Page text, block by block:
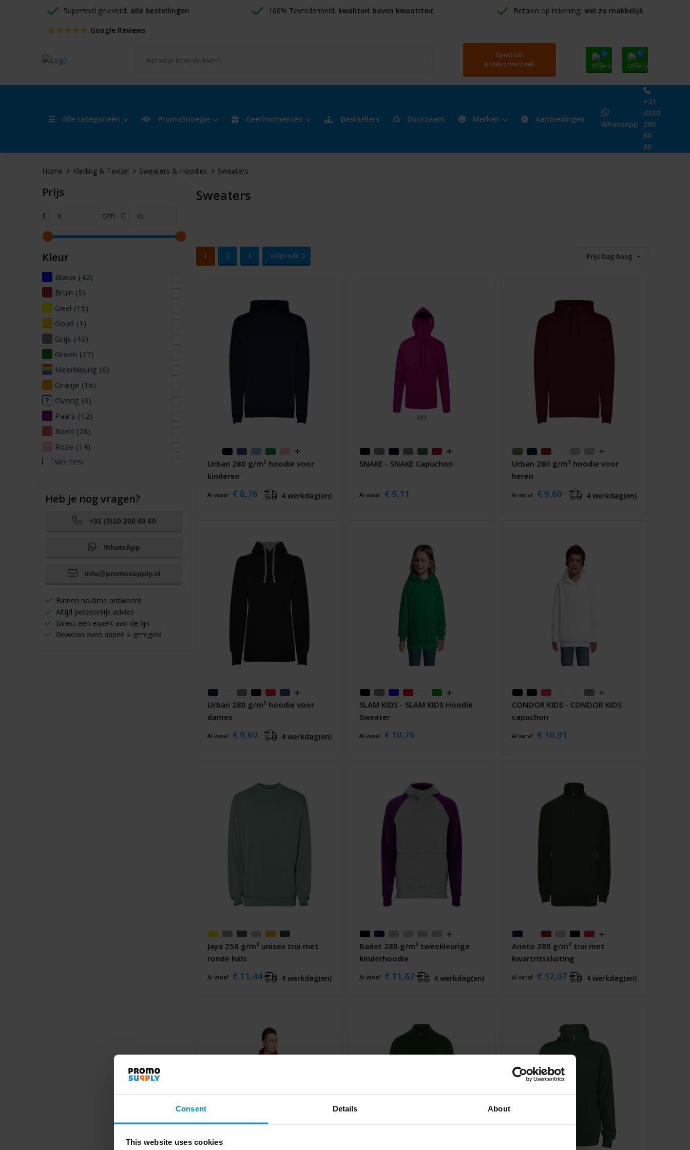
Consent Details About
This website uses cookies
Supersnel geleverd, alle bestellingen 100% Tevredenheid, kwaliteit boven kwantiteit Betalen op rekening, wel zo makkelijk
Google Reviews
Speciaal
productverzoek
0 0
Alle categorieën PromoSnoepje Geefmomenten Bestsellers Duurzaam Merken Aanbiedingen
WhatsApp
+31
(0)10
200
60
60
Home Kleding & Textiel Sweaters & Hoodies Sweaters
Prijs
€ t/m €
Kleur
Blauw (42)
Bruin (5)
Geel (15)
Goud (1)
Grijs (40)
Groen (27)
Meerkleurig (6)
Oranje (16)
Overig (6)
Paars (12)
Rood (28)
Roze (14)
Wit (35)
Heb je nog vragen?
+31 (0)10 200 60 60
WhatsApp
info@promosupply.nl
Binnen no-time antwoord
Altijd persoonlijk advies
Direct een expert aan de lijn
Gewoon even appen = geregeld
Sweaters
1 2 3 Volgende
Urban 280 g/m² hoodie voor
kinderen
Al vanaf € 8,76 4 werkdag(en)
SNAKE - SNAKE Capuchon
Al vanaf € 9,11
Urban 280 g/m² hoodie voor
heren
Al vanaf € 9,60 4 werkdag(en)
Urban 280 g/m² hoodie voor
dames
Al vanaf € 9,60 4 werkdag(en)
SLAM KIDS - SLAM KIDS Hoodie
Sweater
Al vanaf € 10,76
CONDOR KIDS - CONDOR KIDS
capuchon
Al vanaf € 10,91
Jaya 250 g/m² unisex trui met
ronde hals
Al vanaf € 11,44 4 werkdag(en)
Badet 280 g/m² tweekleurige
kinderhoodie
Al vanaf € 11,62 4 werkdag(en)
Aneto 280 g/m² trui met
kwartritssluiting
Al vanaf € 12,07 4 werkdag(en)